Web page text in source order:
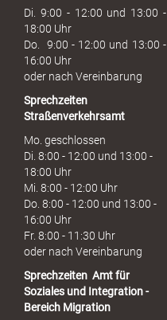
u
h
Di. 9:00 - 12:00 und 13:00 -
18:00 Uhr
Do. 9:00 - 12:00 und 13:00 -
16:00 Uhr
oder nach Vereinbarung
Sprechzeiten
Straßenverkehrsamt
Mo. geschlossen
Di. 8:00 - 12:00 und 13:00 -
18:00 Uhr
Mi. 8:00 - 12:00 Uhr
Do. 8:00 - 12:00 und 13:00 -
16:00 Uhr
Fr. 8:00 - 11:30 Uhr
oder nach Vereinbarung
Sprechzeiten Amt für
Soziales und Integration -
Bereich Migration